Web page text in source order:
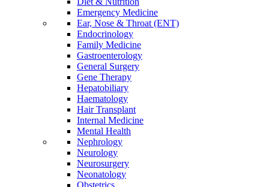
Emergency Medicine
Ear, Nose & Throat (ENT)
Endocrinology
Family Medicine
Gastroenterology
General Surgery
Gene Therapy
Hepatobiliary
Haematology
Hair Transplant
Internal Medicine
Mental Health
Nephrology
Neurology
Neurosurgery
Neonatology
Obstetrics